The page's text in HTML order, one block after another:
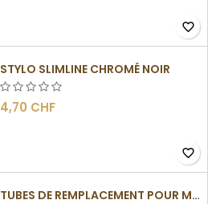
favorite_border
STYLO SLIMLINE CHROMÉ NOIR
4,70 CHF
favorite_border
TUBES DE REMPLACEMENT POUR MÉCANISME SLIMLINE